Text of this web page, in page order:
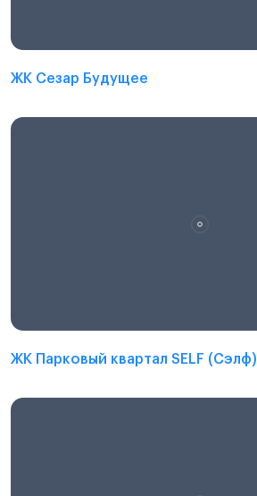
ЖК Сезар Будущее
ЖК Парковый квартал SELF (Сэлф)